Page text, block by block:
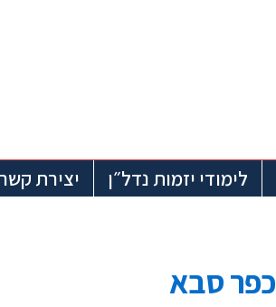
לימודי יזמות נדל״ן יצירת קשר